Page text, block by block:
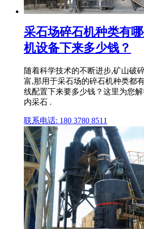
采石场碎石机种类有
机设备下来多少钱？
随着科学技术的不断进步,矿山破
富,那用于采石场的碎石机种类都
线配置下来要多少钱？这里为您
内采石 .
联系电话: 180 3780 8511